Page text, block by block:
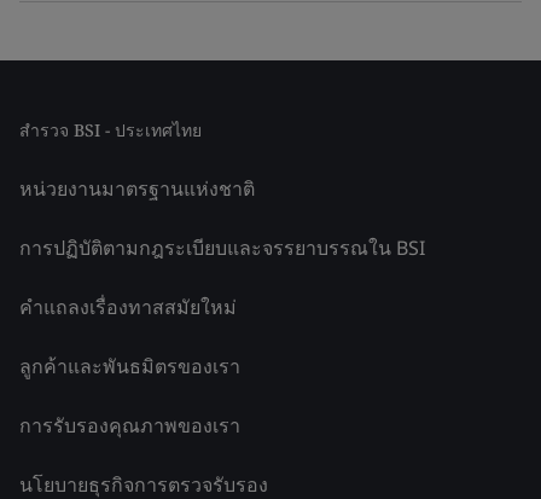
สำรวจ BSI - ประเทศไทย
หน่วยงานมาตรฐานแห่งชาติ
การปฏิบัติตามกฎระเบียบและจรรยาบรรณใน BSI
คำแถลงเรื่องทาสสมัยใหม่
ลูกค้าและพันธมิตรของเรา
การรับรองคุณภาพของเรา
นโยบายธุรกิจการตรวจรับรอง